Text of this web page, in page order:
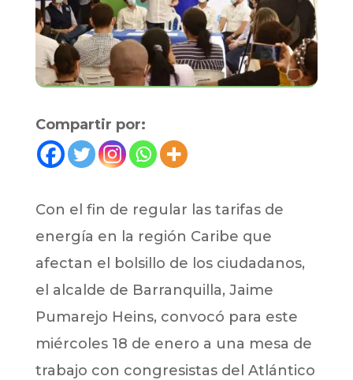
Compartir por:
Con el fin de regular las tarifas de
energía en la región Caribe que
afectan el bolsillo de los ciudadanos,
el alcalde de Barranquilla, Jaime
Pumarejo Heins, convocó para este
miércoles 18 de enero a una mesa de
trabajo con congresistas del Atlántico